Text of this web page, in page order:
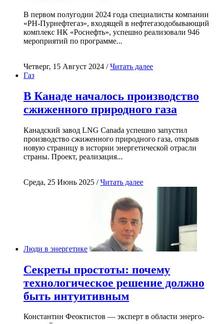
В первом полугодии 2024 года специалисты компании
«РН-Пурнефтегаз», входящей в нефтегазодобывающий
комплекс НК «Роснефть», успешно реализовали 946
мероприятий по программе...
Четверг, 15 Август 2024 /Читать далее
Газ
В Канаде началось производство
сжиженного природного газа
Канадский завод LNG Canada успешно запустил
производство сжиженного природного газа, открыв
новую страницу в истории энергетической отрасли
страны. Проект, реализация...
Среда, 25 Июнь 2025 /Читать далее
Люди в энергетике
Секреты простоты: почему
технологическое решение должно
быть интуитивным
Константин Феоктистов — эксперт в области энерго-